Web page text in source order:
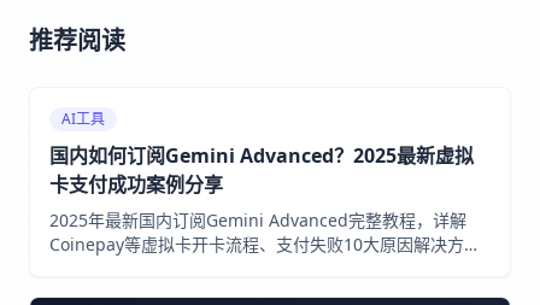
推荐阅读
AI工具
国内如何订阅Gemini Advanced？2025最新虚拟
卡支付成功案例分享
2025年最新国内订阅Gemini Advanced完整教程，详解
Coinepay等虚拟卡开卡流程、支付失败10大原因解决方
Plus对比指南。